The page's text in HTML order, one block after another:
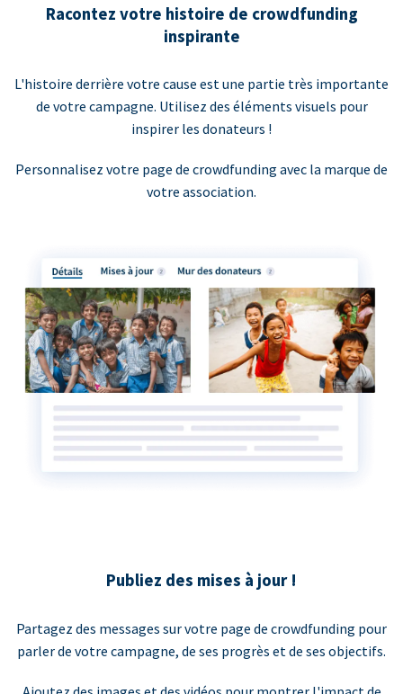
Racontez votre histoire de crowdfunding
inspirante
L'histoire derrière votre cause est une partie très importante
de votre campagne. Utilisez des éléments visuels pour
inspirer les donateurs !
Personnalisez votre page de crowdfunding avec la marque de
votre association.
Publiez des mises à jour !
Partagez des messages sur votre page de crowdfunding pour
parler de votre campagne, de ses progrès et de ses objectifs.